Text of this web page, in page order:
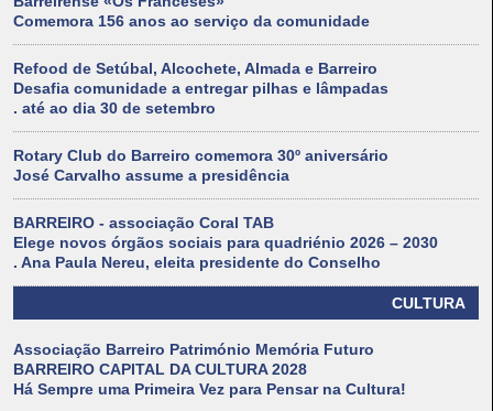
Comemora 156 anos ao serviço da comunidade
Refood de Setúbal, Alcochete, Almada e Barreiro
Desafia comunidade a entregar pilhas e lâmpadas
. até ao dia 30 de setembro
Rotary Club do Barreiro comemora 30º aniversário
José Carvalho assume a presidência
BARREIRO - associação Coral TAB
Elege novos órgãos sociais para quadriénio 2026 – 2030
. Ana Paula Nereu, eleita presidente do Conselho
CULTURA
Associação Barreiro Património Memória Futuro
BARREIRO CAPITAL DA CULTURA 2028
Há Sempre uma Primeira Vez para Pensar na Cultura!